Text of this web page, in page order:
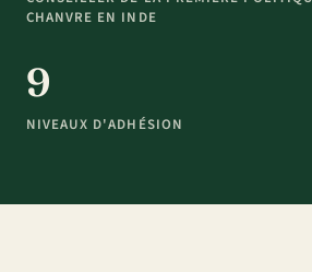
CHANVRE EN INDE
9
NIVEAUX D'ADHÉSION